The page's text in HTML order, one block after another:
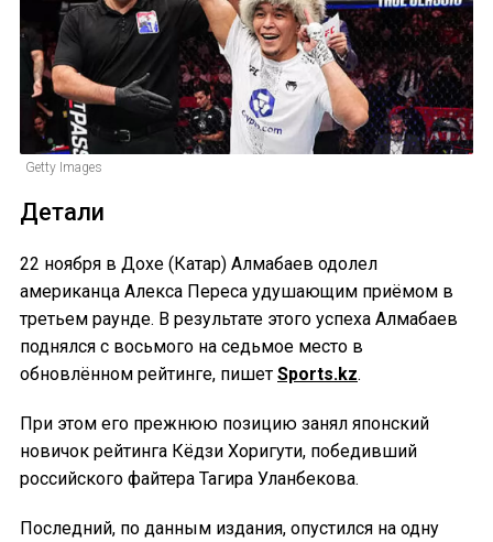
Getty Images
Детали
22 ноября в Дохе (Катар) Алмабаев одолел
американца Алекса Переса удушающим приёмом в
третьем раунде. В результате этого успеха Алмабаев
поднялся с восьмого на седьмое место в
обновлённом рейтинге, пишет Sports.kz.
При этом его прежнюю позицию занял японский
новичок рейтинга Кёдзи Хоригути, победивший
российского файтера Тагира Уланбекова.
Последний, по данным издания, опустился на одну